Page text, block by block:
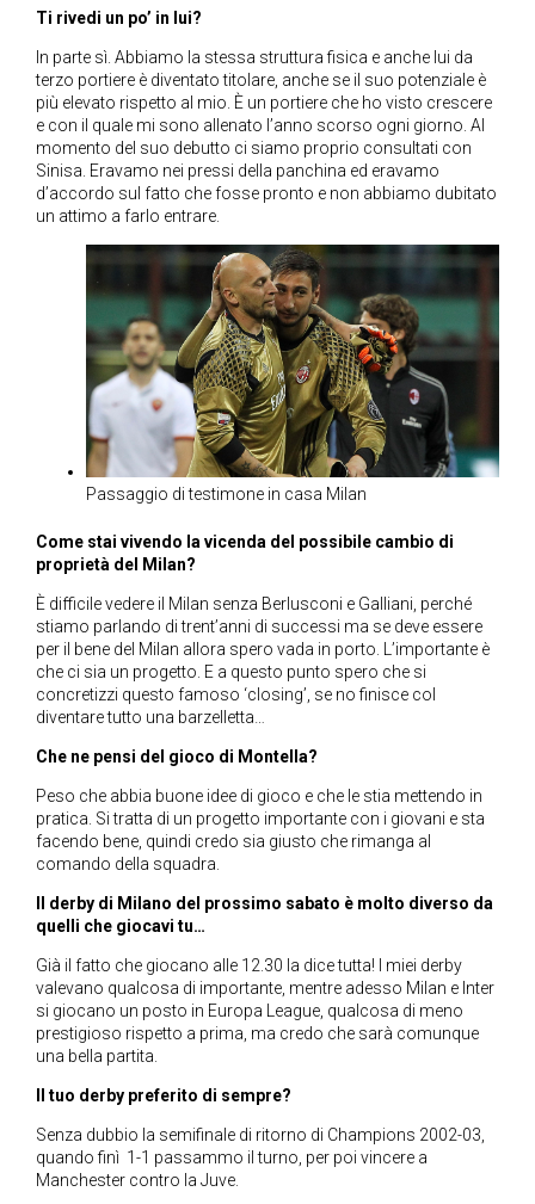
Ti rivedi un po’ in lui?
In parte sì. Abbiamo la stessa struttura fisica e anche lui da
terzo portiere è diventato titolare, anche se il suo potenziale è
più elevato rispetto al mio. È un portiere che ho visto crescere
e con il quale mi sono allenato l’anno scorso ogni giorno. Al
momento del suo debutto ci siamo proprio consultati con
Sinisa. Eravamo nei pressi della panchina ed eravamo
d’accordo sul fatto che fosse pronto e non abbiamo dubitato
un attimo a farlo entrare.
Passaggio di testimone in casa Milan
Come stai vivendo la vicenda del possibile cambio di
proprietà del Milan?
È difficile vedere il Milan senza Berlusconi e Galliani, perché
stiamo parlando di trent’anni di successi ma se deve essere
per il bene del Milan allora spero vada in porto. L’importante è
che ci sia un progetto. E a questo punto spero che si
concretizzi questo famoso ‘closing’, se no finisce col
diventare tutto una barzelletta…
Che ne pensi del gioco di Montella?
Peso che abbia buone idee di gioco e che le stia mettendo in
pratica. Si tratta di un progetto importante con i giovani e sta
facendo bene, quindi credo sia giusto che rimanga al
comando della squadra.
Il derby di Milano del prossimo sabato è molto diverso da
quelli che giocavi tu…
Già il fatto che giocano alle 12.30 la dice tutta! I miei derby
valevano qualcosa di importante, mentre adesso Milan e Inter
si giocano un posto in Europa League, qualcosa di meno
prestigioso rispetto a prima, ma credo che sarà comunque
una bella partita.
Il tuo derby preferito di sempre?
Senza dubbio la semifinale di ritorno di Champions 2002-03,
quando finì 1-1 passammo il turno, per poi vincere a
Manchester contro la Juve.